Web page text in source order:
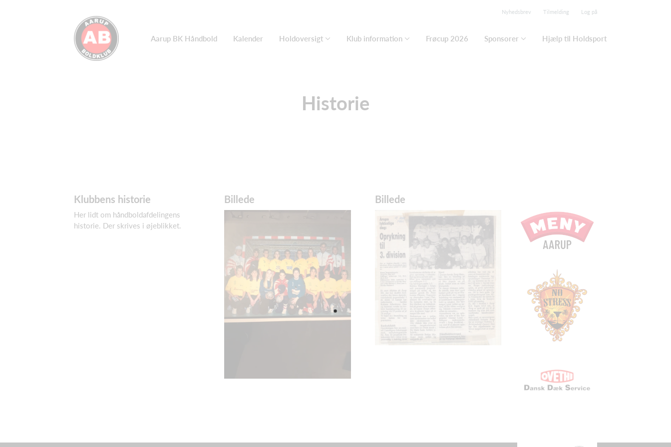
Nyhedsbrev Tilmelding Log på
Aarup BK Håndbold Kalender Holdoversigt Klub information Frøcup 2026 Sponsorer Hjælp til Holdsport
Historie
Klubbens historie
Her lidt om håndboldafdelingens
historie. Der skrives i øjeblikket.
Billede Billede